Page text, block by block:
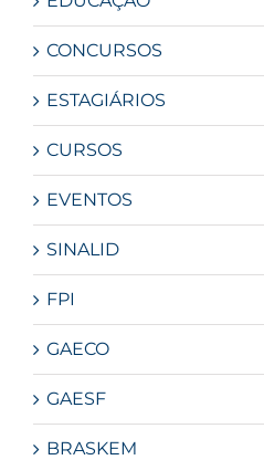
CONCURSOS
ESTAGIÁRIOS
CURSOS
EVENTOS
SINALID
FPI
GAECO
GAESF
BRASKEM